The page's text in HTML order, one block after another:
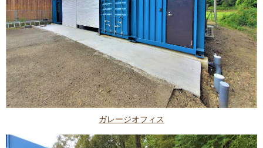
ガレージオフィス